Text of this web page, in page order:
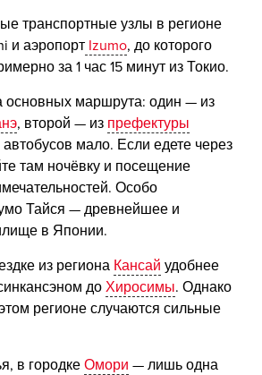
транспортные узлы в регионе
и аэропортIzumo, до которого
за 1 час 15 минут из Токио.
основных маршрута: один — из
, второй — из префектуры
мало. Если едете через
там ночёвку и посещение
Особо
Тайся — древнейшее и
в Японии.
из региона Кансай удобнее
до Хиросимы. Однако
регионе случаются сильные
в городке Омори — лишь одна